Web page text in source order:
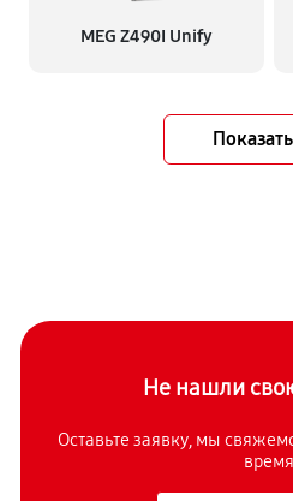
MEG Z490I Unify
Не нашли
Оставьте заявку, мы
время